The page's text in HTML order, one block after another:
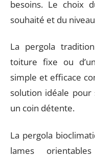
besoins. Le choix
souhaité et du
La pergola
toiture fixe ou
simple et efficace
solution idéale
un coin détente.
La pergola
lames